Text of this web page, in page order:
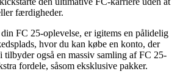
færdigheder.
FC 25-oplevelse, er igitems en pålidelig
hvor du kan købe en konto, der
også en massiv samling af FC 25-
fordele, såsom eksklusive pakker.